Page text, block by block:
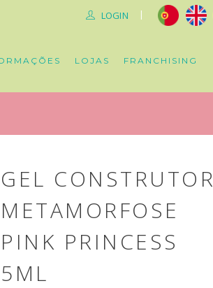
|
LOGIN
LOJAS FRANCHISING
GEL CONSTRUTOR
METAMORFOSE
PINK PRINCESS
5ML